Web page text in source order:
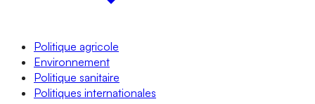
Politique agricole
Environnement
Politique sanitaire
Politiques internationales